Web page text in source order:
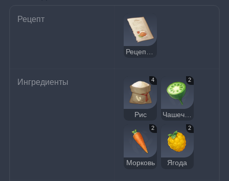
Рецепт
Ингредиенты 4
Рис
2
2
Морковь
2
Ягода